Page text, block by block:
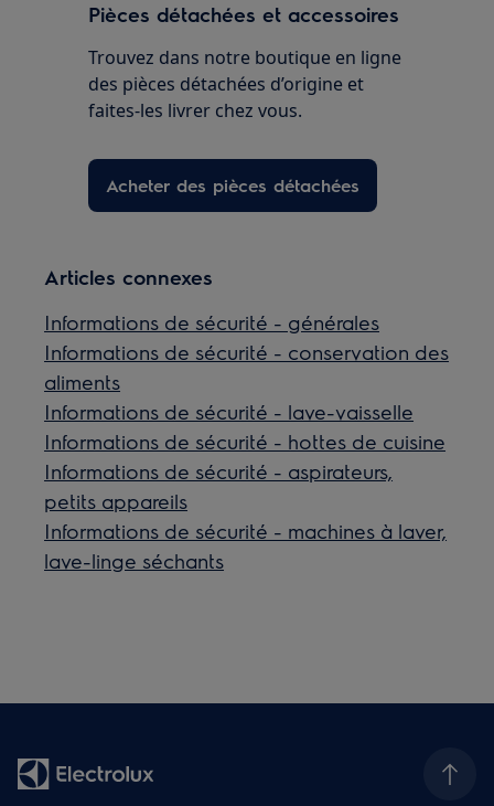
Pièces détachées et accessoires
Trouvez dans notre boutique en ligne
des pièces détachées d’origine et
faites-les livrer chez vous.
Acheter des pièces détachées
Articles connexes
Informations de sécurité - générales
Informations de sécurité - conservation des
aliments
Informations de sécurité - lave-vaisselle
Informations de sécurité - hottes de cuisine
Informations de sécurité - aspirateurs,
petits appareils
Informations de sécurité - machines à laver,
lave-linge séchants